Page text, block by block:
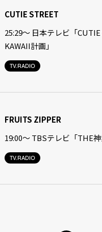
TV.RADIO
CUTIE STREET
25:29〜 日本テレビ「
KAWAII計画」
TV.RADIO
FRUITS ZIPPER
19:00〜 TBSテレビ「THE神